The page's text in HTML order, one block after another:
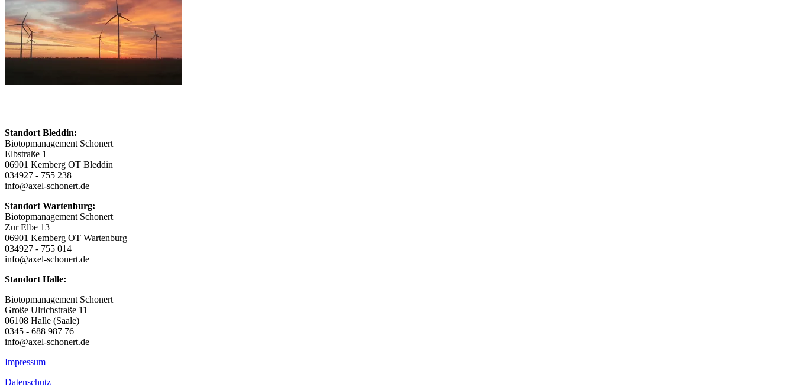
Standort Bleddin:
Biotopmanagement Schonert
Elbstraße 1
06901 Kemberg OT Bleddin
034927 - 755 238
info@axel-schonert.de
Standort Wartenburg:
Biotopmanagement Schonert
Zur Elbe 13
06901 Kemberg OT Wartenburg
034927 - 755 014
info@axel-schonert.de
Standort Halle:
Biotopmanagement Schonert
Große Ulrichstraße 11
06108 Halle (Saale)
0345 - 688 987 76
info@axel-schonert.de
Impressum
Datenschutz